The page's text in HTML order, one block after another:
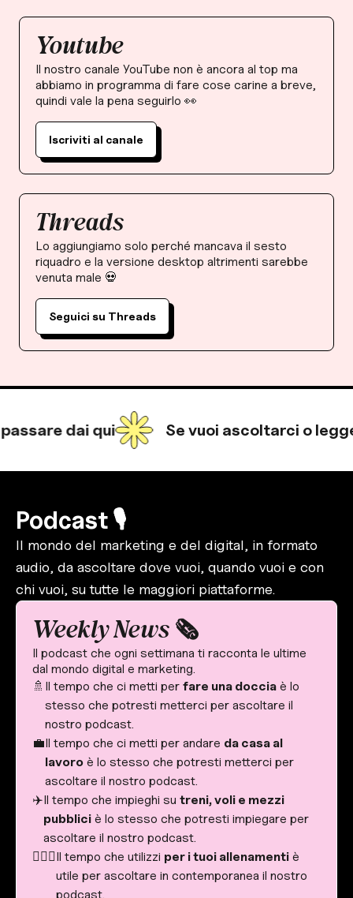
Youtube
Il nostro canale YouTube non è ancora al top ma
abbiamo in programma di fare cose carine a breve,
quindi vale la pena seguirlo 👀
Iscriviti al canale
Threads
Lo aggiungiamo solo perché mancava il sesto
riquadro e la versione desktop altrimenti sarebbe
venuta male 💀
Seguici su Threads
dai qui Se vuoi ascoltarci o
Podcast 🎙️
Il mondo del marketing e del digital, in formato
audio, da ascoltare dove vuoi, quando vuoi e con
chi vuoi, su tutte le maggiori piattaforme.
Weekly News 🗞️
Il podcast che ogni settimana ti racconta le ultime
dal mondo digital e marketing.
🚿 Il tempo che ci metti per fare una doccia è lo
stesso che potresti metterci per ascoltare il
nostro podcast.
💼Il tempo che ci metti per andare da casa al
lavoro è lo stesso che potresti metterci per
ascoltare il nostro podcast.
✈️Il tempo che impieghi su treni, voli e mezzi
pubblici è lo stesso che potresti impiegare per
ascoltare il nostro podcast.
🏋🏽‍♀️Il tempo che utilizzi per i tuoi allenamenti è
utile per ascoltare in contemporanea il nostro
podcast.